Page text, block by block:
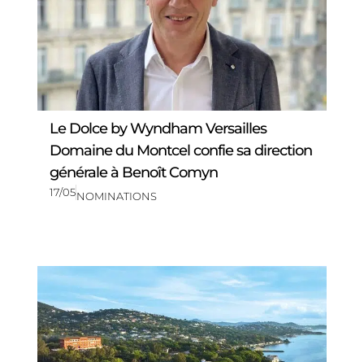
Le Dolce by Wyndham Versailles
Domaine du Montcel confie sa direction
générale à Benoît Comyn
17/05NOMINATIONS